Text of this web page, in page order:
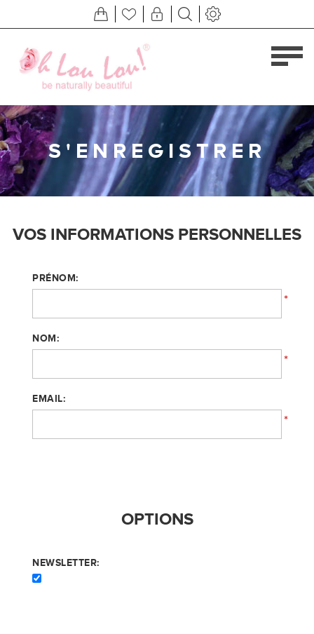
S'ENREGISTRER
VOS INFORMATIONS PERSONNELLES
PRÉNOM:
*
NOM:
*
EMAIL:
*
OPTIONS
NEWSLETTER: